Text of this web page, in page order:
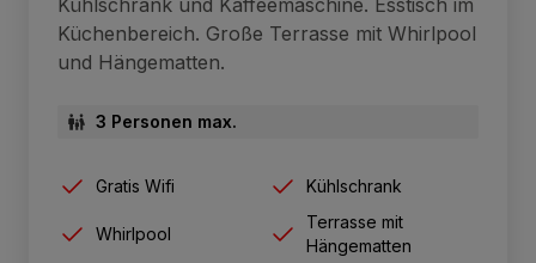
Küchenbereich. Große Terrasse mit Whirlpool
und Hängematten.
3 Personen max.
Gratis Wifi Kühlschrank
Whirlpool
Terrasse mit
Hängematten